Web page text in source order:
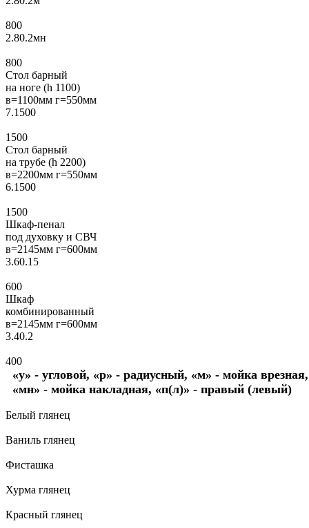
800
2.80.2мн
800
Стол барный
на ноге (h 1100)
в=1100мм г=550мм
7.1500
1500
Стол барный
на трубе (h 2200)
в=2200мм г=550мм
6.1500
1500
Шкаф-пенал
под духовку и СВЧ
в=2145мм г=600мм
3.60.15
600
Шкаф
комбинированный
в=2145мм г=600мм
3.40.2
400
«у» - угловой, «р» - радиусный, «м» - мойка врезная,
«мн» - мойка накладная, «п(л)» - правый (левый)
Белый глянец
Ваниль глянец
Фисташка
Хурма глянец
Красный глянец